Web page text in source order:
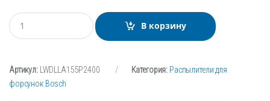
К
о
е
с
В корзину
Артикул: LWDLLA155P2400 Категория: Распылители для
форсунок Bosch